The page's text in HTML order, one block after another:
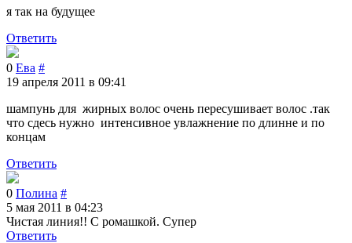
я так на будущее
Ответить
0 Ева #
19 апреля 2011 в 09:41
шампунь для жирных волос очень пересушивает волос .так
что сдесь нужно интенсивное увлажнение по длинне и по
концам
Ответить
0 Полина #
5 мая 2011 в 04:23
Чистая линия!! С ромашкой. Супер
Ответить